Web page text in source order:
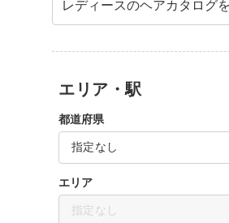
レディースのヘアカタログ
エリア・駅
都道府県
指定なし
エリア
指定なし